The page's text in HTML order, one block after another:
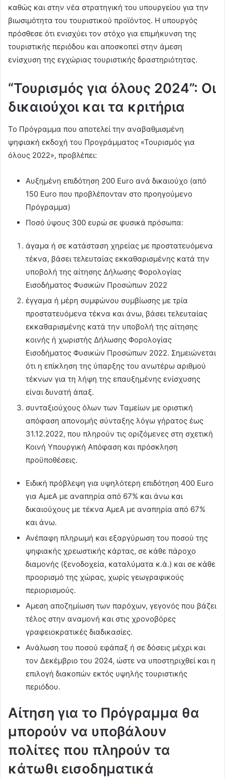
καθώς και στην νέα στρατηγική του υπουργείου για την
βιωσιμότητα του τουριστικού προϊόντος. Η υπουργός
πρόσθεσε ότι ενισχύει τον στόχο για επιμήκυνση της
τουριστικής περιόδου και αποσκοπεί στην άμεση
ενίσχυση της εγχώριας τουριστικής δραστηριότητας.
“Τουρισμός για όλους 2024”: Οι
δικαιούχοι και τα κριτήρια
Το Πρόγραμμα που αποτελεί την αναβαθμισμένη
ψηφιακή εκδοχή του Προγράμματος «Τουρισμός για
όλους 2022», προβλέπει:
Αυξημένη επιδότηση 200 Euro ανά δικαιούχο (από
150 Euro που προβλέπονταν στο προηγούμενο
Πρόγραμμα)
Ποσό ύψους 300 ευρώ σε φυσικά πρόσωπα:
άγαμα ή σε κατάσταση χηρείας με προστατευόμενα
τέκνα, βάσει τελευταίας εκκαθαρισμένης κατά την
υποβολή της αίτησης Δήλωσης Φορολογίας
Εισοδήματος Φυσικών Προσώπων 2022
έγγαμα ή μέρη συμφώνου συμβίωσης με τρία
προστατευόμενα τέκνα και άνω, βάσει τελευταίας
εκκαθαρισμένης κατά την υποβολή της αίτησης
κοινής ή χωριστής Δήλωσης Φορολογίας
Εισοδήματος Φυσικών Προσώπων 2022. Σημειώνεται
ότι η επίκληση της ύπαρξης του ανωτέρω αριθμού
τέκνων για τη λήψη της επαυξημένης ενίσχυσης
είναι δυνατή άπαξ.
συνταξιούχους όλων των Ταμείων με οριστική
απόφαση απονομής σύνταξης λόγω γήρατος έως
31.12.2022, που πληρούν τις οριζόμενες στη σχετική
Κοινή Υπουργική Απόφαση και πρόσκληση
προϋποθέσεις.
Ειδική πρόβλεψη για υψηλότερη επιδότηση 400 Euro
για ΑμεΑ με αναπηρία από 67% και άνω και
δικαιούχους με τέκνα ΑμεΑ με αναπηρία από 67%
και άνω.
Ανέπαφη πληρωμή και εξαργύρωση του ποσού της
ψηφιακής χρεωστικής κάρτας, σε κάθε πάροχο
διαμονής (ξενοδοχεία, καταλύματα κ.ά.) και σε κάθε
προορισμό της χώρας, χωρίς γεωγραφικούς
περιορισμούς.
Αμεση αποζημίωση των παρόχων, γεγονός που βάζει
τέλος στην αναμονή και στις χρονοβόρες
γραφειοκρατικές διαδικασίες.
Ανάλωση του ποσού εφάπαξ ή σε δόσεις μέχρι και
τον Δεκέμβριο του 2024, ώστε να υποστηριχθεί και η
επιλογή διακοπών εκτός υψηλής τουριστικής
περιόδου.
Αίτηση για το Πρόγραμμα θα
μπορούν να υποβάλουν
πολίτες που πληρούν τα
κάτωθι εισοδηματικά